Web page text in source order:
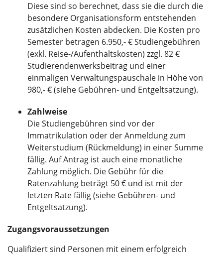
Diese sind so berechnet, dass sie die durch die
besondere Organisationsform entstehenden
zusätzlichen Kosten abdecken. Die Kosten pro
Semester betragen 6.950,- € Studiengebühren
(exkl. Reise-/Aufenthaltskosten) zzgl. 82 €
Studierendenwerksbeitrag und einer
einmaligen Verwaltungspauschale in Höhe von
980,- € (siehe Gebühren- und Entgeltsatzung).
Zahlweise
Die Studiengebühren sind vor der
Immatrikulation oder der Anmeldung zum
Weiterstudium (Rückmeldung) in einer Summe
fällig. Auf Antrag ist auch eine monatliche
Zahlung möglich. Die Gebühr für die
Ratenzahlung beträgt 50 € und ist mit der
letzten Rate fällig (siehe Gebühren- und
Entgeltsatzung).
Zugangsvoraussetzungen
Qualifiziert sind Personen mit einem erfolgreich